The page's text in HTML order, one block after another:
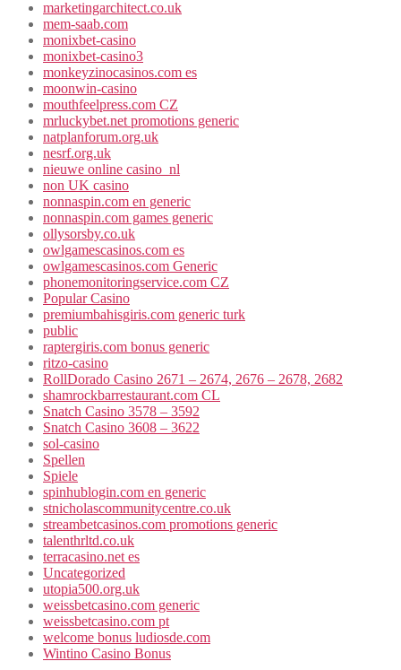
marketingarchitect.co.uk
mem-saab.com
monixbet-casino
monixbet-casino3
monkeyzinocasinos.com es
moonwin-casino
mouthfeelpress.com CZ
mrluckybet.net promotions generic
natplanforum.org.uk
nesrf.org.uk
nieuwe online casino_nl
non UK casino
nonnaspin.com en generic
nonnaspin.com games generic
ollysorsby.co.uk
owlgamescasinos.com es
owlgamescasinos.com Generic
phonemonitoringservice.com CZ
Popular Casino
premiumbahisgiris.com generic turk
public
raptergiris.com bonus generic
ritzo-casino
RollDorado Casino 2671 – 2674, 2676 – 2678, 2682
shamrockbarrestaurant.com CL
Snatch Casino 3578 – 3592
Snatch Casino 3608 – 3622
sol-casino
Spellen
Spiele
spinhublogin.com en generic
stnicholascommunitycentre.co.uk
streambetcasinos.com promotions generic
talenthrltd.co.uk
terracasino.net es
Uncategorized
utopia500.org.uk
weissbetcasino.com generic
weissbetcasino.com pt
welcome bonus ludiosde.com
Wintino Casino Bonus